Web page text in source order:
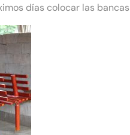
días colocar las